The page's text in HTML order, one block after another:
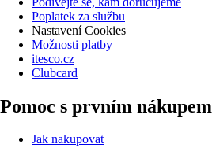
Poplatek za službu
Nastavení Cookies
Možnosti platby
itesco.cz
Clubcard
Pomoc s prvním nákupem
Jak nakupovat